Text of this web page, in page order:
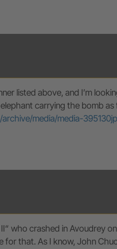
listed above, and I’m
carrying the bomb as
media/media-
who crashed in Avoudrey
that. As I know, John